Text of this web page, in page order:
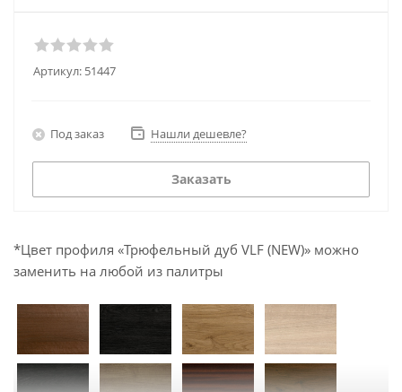
Артикул: 51447
Под заказ Нашли дешевле?
Заказать
*Цвет профиля «Трюфельный дуб VLF (NEW)» можно
заменить на любой из палитры